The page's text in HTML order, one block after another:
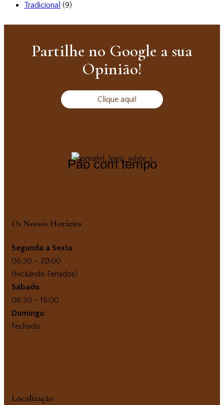
Tradicional (9)
Partilhe no Google a sua
Opinião!
Clique aqui!
Pão com tempo
Os Nossos Horários
Segunda a Sexta:
06:30 – 20:00
(Incluindo Feriados)
Sábado:
06:30 – 15:00
Domingo:
Fechado
Localização